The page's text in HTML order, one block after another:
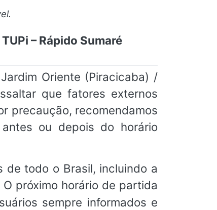
– Rápido Sumaré
Oriente (Piracicaba) /
que fatores externos
precaução, recomendamos
ou depois do horário
de todo o Brasil, incluindo a
próximo horário de partida
sempre informados e